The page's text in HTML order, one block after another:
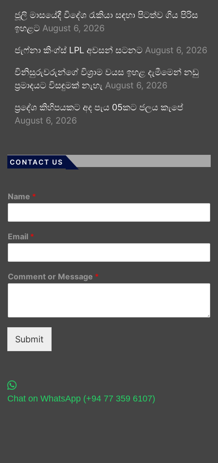
ජූලි මාසයේදී විදේශ රැකියා සඳහා පිටත්ව ගිය පිරිස
ඉහළට August 6, 2026
ජැෆ්නා කිංග්ස් LPL අවසන් සටනට August 6, 2026
විනිසුරුවරුන්ගේ විශ්‍රාම වයස ඉහළ දැමීමෙන් නඩු
ප්‍රමාදයට විසඳුමක් නැහැ August 6, 2026
ප්‍රදේශ කිහිපයකට අද පැය 05කට ජලය කැපේ
August 6, 2026
CONTACT US
Name *
Email *
Comment or Message *
Submit
Chat on WhatsApp (+94 77 359 6107)